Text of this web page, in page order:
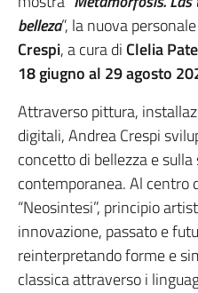
belleza”, la nuova
Crespi, a cura di Clelia
18 giugno al 29 agosto
Attraverso pittura,
digitali, Andrea Crespi
concetto di bellezza e
contemporanea. Al centro
“Neosintesi”, principio
innovazione, passato e
reinterpretando forme e
classica attraverso i